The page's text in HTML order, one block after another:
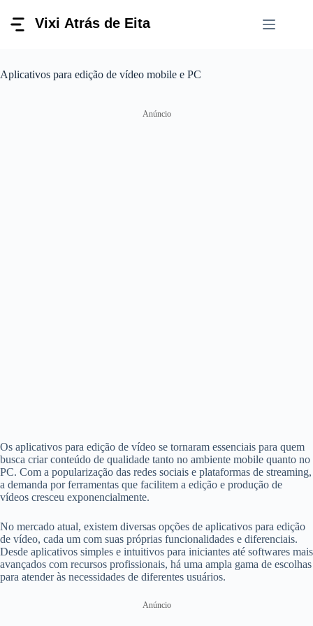
para
Aplicativos para edição de vídeo mobile e PC
Anúncio
Os aplicativos para edição de vídeo se tornaram essenciais para quem
busca criar conteúdo de qualidade tanto no ambiente mobile quanto no
PC. Com a popularização das redes sociais e plataformas de streaming,
a demanda por ferramentas que facilitem a edição e produção de
vídeos cresceu exponencialmente.
No mercado atual, existem diversas opções de aplicativos para edição
de vídeo, cada um com suas próprias funcionalidades e diferenciais.
Desde aplicativos simples e intuitivos para iniciantes até softwares mais
avançados com recursos profissionais, há uma ampla gama de escolhas
para atender às necessidades de diferentes usuários.
Anúncio